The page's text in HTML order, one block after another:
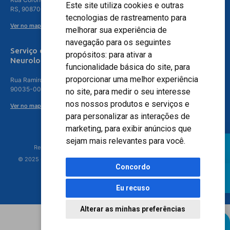
Este site utiliza cookies e outras
tecnologias de rastreamento para
melhorar sua experiência de
navegação para os seguintes
propósitos: para ativar a
funcionalidade básica do site, para
proporcionar uma melhor experiência
no site, para medir o seu interesse
nos nossos produtos e serviços e
para personalizar as interações de
marketing, para exibir anúncios que
sejam mais relevantes para você.
Concordo
Eu recuso
Alterar as minhas preferências
RS, 90870-016
Ver no mapa
Serviço de
Neurologia
Rua Ramiro Barcelos, 630 – 5º andar – Floresta, Porto Alegre – RS,
90035-001
Ver no mapa
Responsável Técnico: Dr. Luiz Antonio Nasi - CREMERS 11217
© 2025 - Hospital Moinhos de Vento - Registro Empresa (CRM-RS): 425